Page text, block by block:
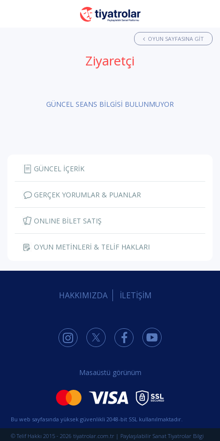
OYUN SAYFASINA GIT
Ziyaretçi
GÜNCEL SEANS BİLGİSİ BULUNMUYOR
GÜNCEL İÇERİK
GERÇEK YORUMLAR & PUANLAR
ONLINE BİLET SATIŞ
OYUN METİNLERİ & TELİF HAKLARI
HAKKIMIZDA İLETİŞİM
Masaüstü görünüm
Bu web sayfasında yüksek güvenlikli 2048-bit SSL kullanılmaktadır.
© Telif Hakkı 2015 - 2026 tiyatrolar.com.tr | Paylaşılabilir Sanat Tiyatrolar Bilgi